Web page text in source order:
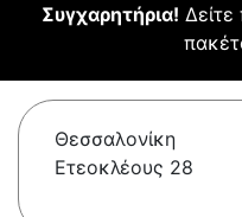
Συγχαρητήρια!
Θεσσαλονίκη
Ετεοκλέους 28